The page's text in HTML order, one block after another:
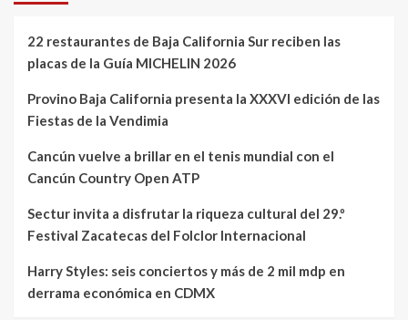
22 restaurantes de Baja California Sur reciben las
placas de la Guía MICHELIN 2026
Provino Baja California presenta la XXXVI edición de las
Fiestas de la Vendimia
Cancún vuelve a brillar en el tenis mundial con el
Cancún Country Open ATP
Sectur invita a disfrutar la riqueza cultural del 29.º
Festival Zacatecas del Folclor Internacional
Harry Styles: seis conciertos y más de 2 mil mdp en
derrama económica en CDMX